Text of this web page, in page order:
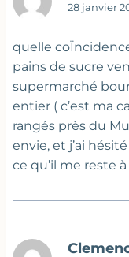
28 janvier
quelle
pains de sucre
supermarché
entier ( c’est ma
rangés près du
envie, et j’ai
ce qu’il me reste à